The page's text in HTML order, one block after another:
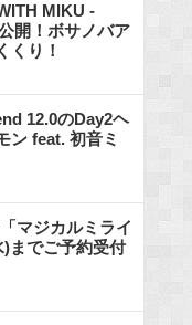
MIKU -
開！ボサノバア
くり！
12.0のDay2ヘ
ン feat. 初音ミ
マジカルミライ
)までご予約受付